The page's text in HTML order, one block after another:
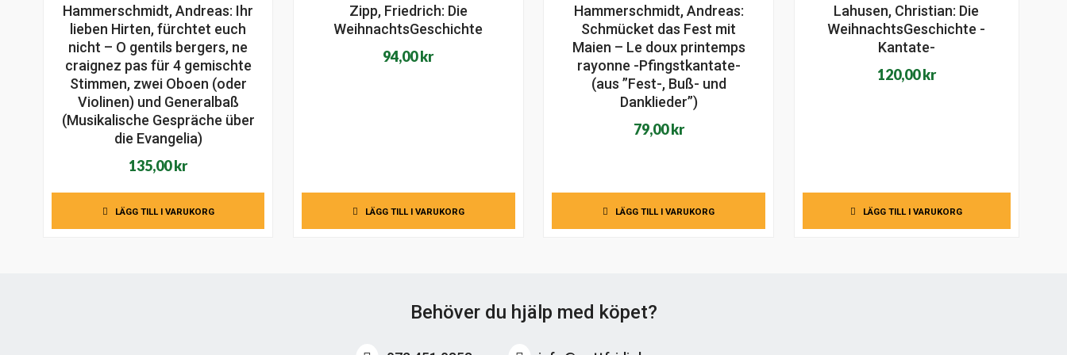
Hammerschmidt, Andreas: Ihr
lieben Hirten, fürchtet euch
nicht – O gentils bergers, ne
craignez pas für 4 gemischte
Stimmen, zwei Oboen (oder
Violinen) und Generalbaß
(Musikalische Gespräche über
die Evangelia)
135,00kr
LÄGG TILL I VARUKORG
Zipp, Friedrich: Die
WeihnachtsGeschichte
94,00kr
LÄGG TILL I VARUKORG
Hammerschmidt, Andreas:
Schmücket das Fest mit
Maien – Le doux printemps
rayonne -Pfingstkantate-
(aus ”Fest-, Buß- und
Danklieder”)
79,00kr
LÄGG TILL I VARUKORG
Lahusen, Christian: Die
WeihnachtsGeschichte -
Kantate-
120,00kr
LÄGG TILL I VARUKORG
Behöver du hjälp med köpet?